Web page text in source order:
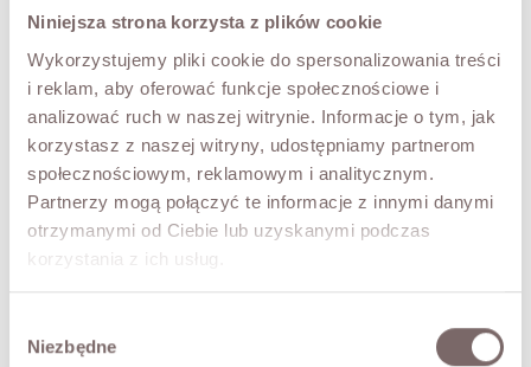
Niniejsza strona korzysta z plików cookie
Wykorzystujemy pliki cookie do spersonalizowania treści
i reklam, aby oferować funkcje społecznościowe i
analizować ruch w naszej witrynie. Informacje o tym, jak
korzystasz z naszej witryny, udostępniamy partnerom
społecznościowym, reklamowym i analitycznym.
Partnerzy mogą połączyć te informacje z innymi danymi
otrzymanymi od Ciebie lub uzyskanymi podczas
korzystania z ich usług.
zgody
Niezbędne
dodają całości wyjątkowego charakteru.
To model idealny na letnie przyjęcia, wakacyjne wyjazdy,
wesela, romantyczne kolacje czy wyjątkowe okazje,
podczas których chcesz wyglądać niezwykle kobieco i
elegancko.
- dekolt V-neck
- odkryte plecy z regulowanym wiązaniem
- elastyczna talia dopasowująca się do sylwetki
- zwiewny materiał